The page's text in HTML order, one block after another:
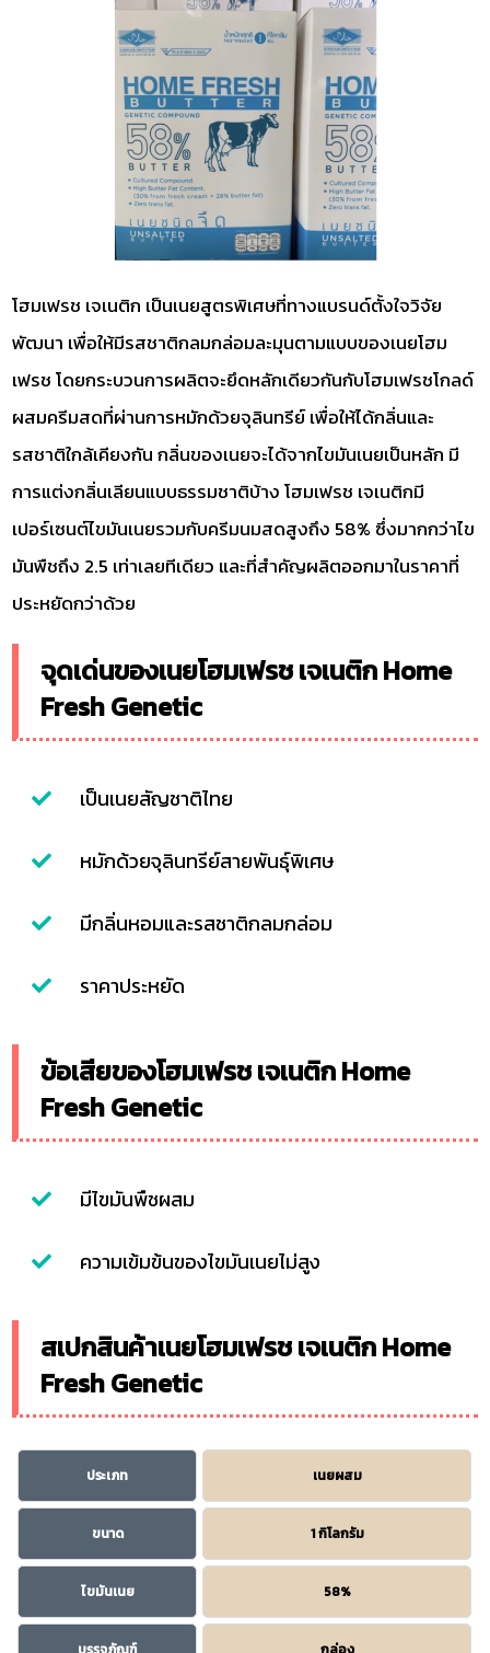
โฮมเฟรช เจเนติก เป็นเนยสูตรพิเศษที่ทางแบรนด์ตั้งใจวิจัย
พัฒนา เพื่อให้มีรสชาติกลมกล่อมละมุนตามแบบของเนยโฮม
เฟรช โดยกระบวนการผลิตจะยึดหลักเดียวกันกับโฮมเฟรชโกลด์
ผสมครีมสดที่ผ่านการหมักด้วยจุลินทรีย์ เพื่อให้ได้กลิ่นและ
รสชาติใกล้เคียงกัน กลิ่นของเนยจะได้จากไขมันเนยเป็นหลัก มี
การแต่งกลิ่นเลียนแบบธรรมชาติบ้าง โฮมเฟรช เจเนติกมี
เปอร์เซนต์ไขมันเนยรวมกับครีมนมสดสูงถึง 58% ซึ่งมากกว่าไข
มันพืชถึง 2.5 เท่าเลยทีเดียว และที่สำคัญผลิตออกมาในราคาที่
ประหยัดกว่าด้วย
จุดเด่นของเนยโฮมเฟรช เจเนติก Home
Fresh Genetic
เป็นเนยสัญชาติไทย
หมักด้วยจุลินทรีย์สายพันธุ์พิเศษ
มีกลิ่นหอมและรสชาติกลมกล่อม
ราคาประหยัด
ข้อเสียของโฮมเฟรช เจเนติก Home
Fresh Genetic
มีไขมันพืชผสม
ความเข้มข้นของไขมันเนยไม่สูง
สเปกสินค้าเนยโฮมเฟรช เจเนติก Home
Fresh Genetic
ประเภท เนยผสม
ขนาด 1 กิโลกรัม
ไขมันเนย 58%